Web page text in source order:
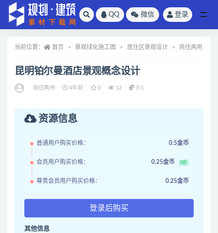
QQ 微信 登录
当前位置： 首页 景观绿化施工图 居住区景观设计 商住两用
昆明铂尔曼酒店景观概念设计
商住两用 4年前 0 12 0.5
资源信息
普通用户购买价格： 0.5金币
会员用户购买价格： 0.25金币 5折
尊贵会员用户购买价格： 0.25金币
登录后购买
其他信息
全部